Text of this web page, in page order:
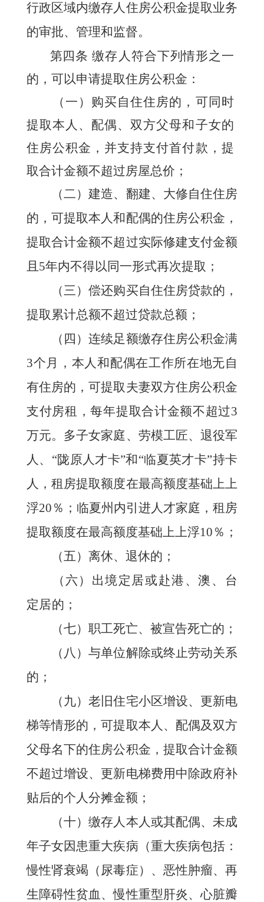
行政区域内缴存人住房公积金提取业务
的审批、管理和监督。
第四条 缴存人符合下列情形之一
的，可以申请提取住房公积金：
（一）购买自住住房的，可同时
提取本人、配偶、双方父母和子女的
住房公积金，并支持支付首付款，提
取合计金额不超过房屋总价；
（二）建造、翻建、大修自住住房
的，可提取本人和配偶的住房公积金，
提取合计金额不超过实际修建支付金额
且5年内不得以同一形式再次提取；
（三）偿还购买自住住房贷款的，
提取累计总额不超过贷款总额；
（四）连续足额缴存住房公积金满
3个月，本人和配偶在工作所在地无自
有住房的，可提取夫妻双方住房公积金
支付房租，每年提取合计金额不超过3
万元。多子女家庭、劳模工匠、退役军
人、“陇原人才卡”和“临夏英才卡”持卡
人，租房提取额度在最高额度基础上上
浮20％；临夏州内引进人才家庭，租房
提取额度在最高额度基础上上浮10％；
（五）离休、退休的；
（六） 出境定居或赴港、澳、台
定居的；
（七）职工死亡、被宣告死亡的；
（八）与单位解除或终止劳动关系
的；
（九）老旧住宅小区增设、更新电
梯等情形的，可提取本人、配偶及双方
父母名下的住房公积金，提取合计金额
不超过增设、更新电梯费用中除政府补
贴后的个人分摊金额；
（十）缴存人本人或其配偶、未成
年子女因患重大疾病（重大疾病包括：
慢性肾衰竭（尿毒症）、恶性肿瘤、再
生障碍性贫血、慢性重型肝炎、心脏瓣